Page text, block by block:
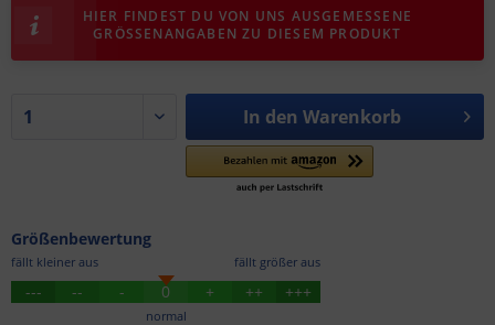
HIER FINDEST DU VON UNS AUSGEMESSENE
GRÖSSENANGABEN ZU DIESEM PRODUKT
In den Warenkorb
Größenbewertung
fällt größer aus
fällt kleiner aus
--- -- - 0 + ++ +++
normal